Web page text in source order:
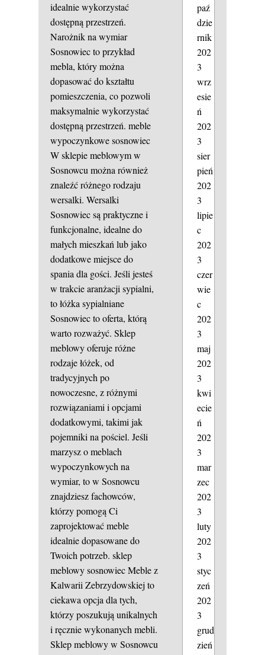
idealnie wykorzystać
dostępną przestrzeń.
Narożnik na wymiar
Sosnowiec to przykład
mebla, który można
dopasować do kształtu
pomieszczenia, co pozwoli
maksymalnie wykorzystać
dostępną przestrzeń. meble
wypoczynkowe sosnowiec
W sklepie meblowym w
Sosnowcu można również
znaleźć różnego rodzaju
wersalki. Wersalki
Sosnowiec są praktyczne i
funkcjonalne, idealne do
małych mieszkań lub jako
dodatkowe miejsce do
spania dla gości. Jeśli jesteś
w trakcie aranżacji sypialni,
to łóżka sypialniane
Sosnowiec to oferta, którą
warto rozważyć. Sklep
meblowy oferuje różne
rodzaje łóżek, od
tradycyjnych po
nowoczesne, z różnymi
rozwiązaniami i opcjami
dodatkowymi, takimi jak
pojemniki na pościel. Jeśli
marzysz o meblach
wypoczynkowych na
wymiar, to w Sosnowcu
znajdziesz fachowców,
którzy pomogą Ci
zaprojektować meble
idealnie dopasowane do
Twoich potrzeb. sklep
meblowy sosnowiecMeble z
Kalwarii Zebrzydowskiej to
ciekawa opcja dla tych,
którzy poszukują unikalnych
i ręcznie wykonanych mebli.
Sklep meblowy w Sosnowcu
paź
dzie
rnik
202
3
wrz
esie
ń
202
3
sier
pień
202
3
lipie
c
202
3
czer
wie
c
202
3
maj
202
3
kwi
ecie
ń
202
3
mar
zec
202
3
luty
202
3
styc
zeń
202
3
grud
zień